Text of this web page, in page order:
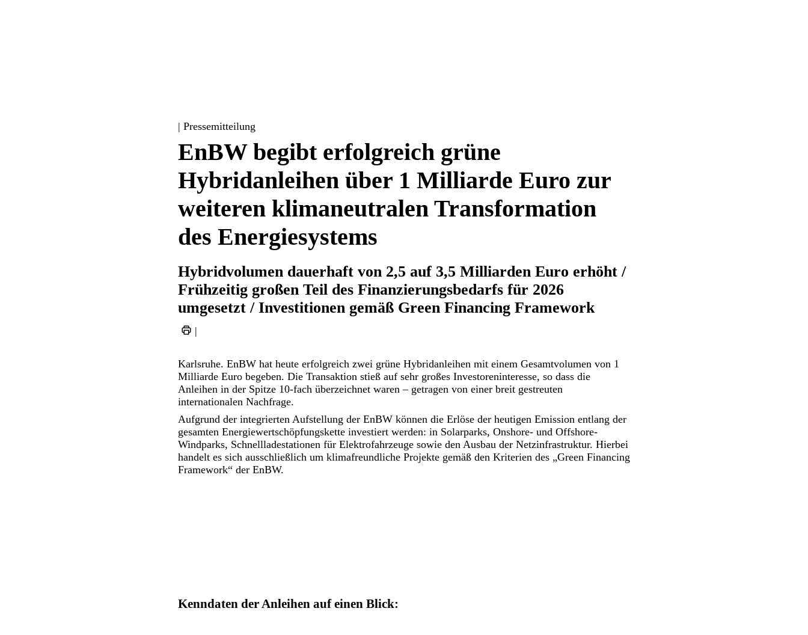
| Pressemitteilung
EnBW begibt erfolgreich grüne
Hybridanleihen über 1 Milliarde Euro zur
weiteren klimaneutralen Transformation
des Energiesystems
Hybridvolumen dauerhaft von 2,5 auf 3,5 Milliarden Euro erhöht /
Frühzeitig großen Teil des Finanzierungsbedarfs für 2026
umgesetzt / Investitionen gemäß Green Financing Framework
|
Karlsruhe. EnBW hat heute erfolgreich zwei grüne Hybridanleihen mit einem Gesamtvolumen von 1
Milliarde Euro begeben. Die Transaktion stieß auf sehr großes Investoreninteresse, so dass die
Anleihen in der Spitze 10-fach überzeichnet waren – getragen von einer breit gestreuten
internationalen Nachfrage.
Aufgrund der integrierten Aufstellung der EnBW können die Erlöse der heutigen Emission entlang der
gesamten Energiewertschöpfungskette investiert werden: in Solarparks, Onshore- und Offshore-
Windparks, Schnellladestationen für Elektrofahrzeuge sowie den Ausbau der Netzinfrastruktur. Hierbei
handelt es sich ausschließlich um klimafreundliche Projekte gemäß den Kriterien des „Green Financing
Framework“ der EnBW.
Kenndaten der Anleihen auf einen Blick: